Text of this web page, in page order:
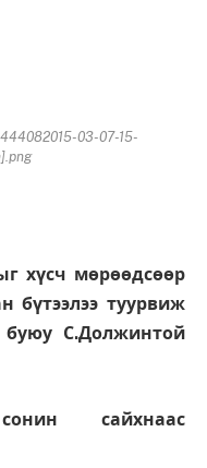
03-07-15-
хүсч мөрөөдсөөр
бүтээлээ туурвиж
С.Должинтой
сайхнаас